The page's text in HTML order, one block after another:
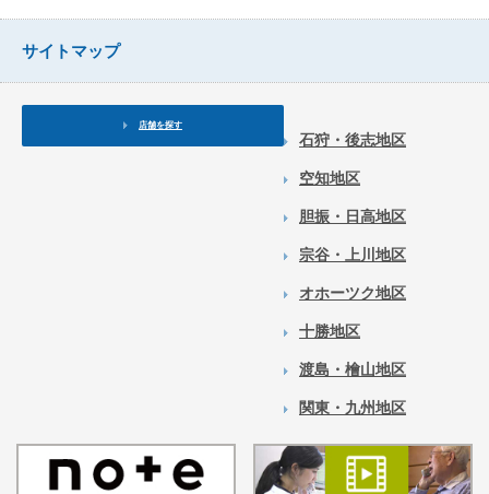
サイトマップ
店舗を探す
石狩・後志地区
空知地区
胆振・日高地区
宗谷・上川地区
オホーツク地区
十勝地区
渡島・檜山地区
関東・九州地区